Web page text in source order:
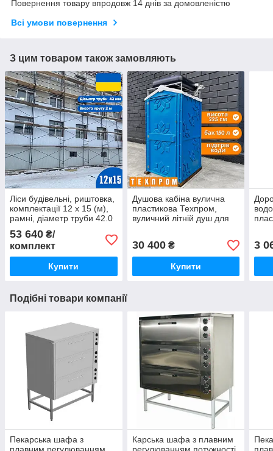
Повернення товару впродовж 14 днів за домовленістю
Всі умови повернення
З цим товаром також замовляють
Ліси будівельні, риштовка,
комплектації 12 х 15 (м),
рамні, діаметр труби 42.0
(мм)
53 640 ₴/
комплект
Купити
Душова кабіна вулична
пластикова Техпром,
вуличний літній душ для
30 400₴
Купити
3
Подібні товари компанії
Пекарська шафа з
Карська шафа з плавним